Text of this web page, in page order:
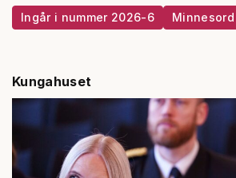
Ingår i nummer 2026-6 Minnesord
Kungahuset